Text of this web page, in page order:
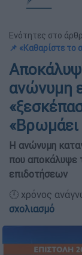
Ενότητες στο
📌 «Καθαρίστε το
ανώνυμη
«Βρωμάει
Η ανώνυμη
που αποκάλυψε
επιδοτήσεων
🕛 χρόνος
σχολιασμό